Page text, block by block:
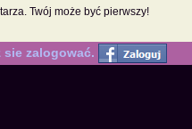
Twój może być pierwszy!
sie zalogować.